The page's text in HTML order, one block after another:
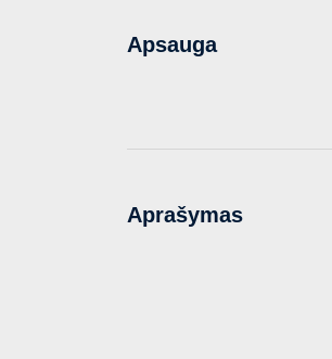
Apsauga
Aprašymas